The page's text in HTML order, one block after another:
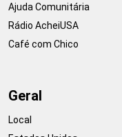
Ajuda Comunitária
Rádio AcheiUSA
Café com Chico
Geral
Local